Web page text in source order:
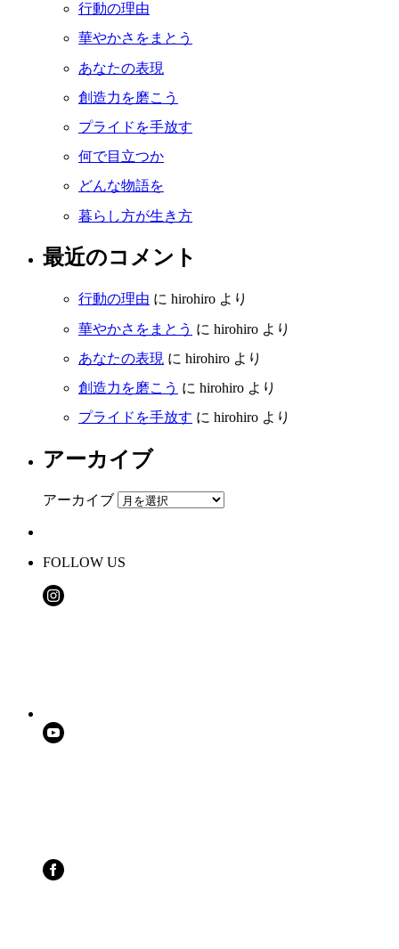
行動の理由
華やかさをまとう
あなたの表現
創造力を磨こう
プライドを手放す
何で目立つか
どんな物語を
暮らし方が生き方
最近のコメント
行動の理由 に hirohiro より
華やかさをまとう に hirohiro より
あなたの表現 に hirohiro より
創造力を磨こう に hirohiro より
プライドを手放す に hirohiro より
アーカイブ
アーカイブ
FOLLOW US